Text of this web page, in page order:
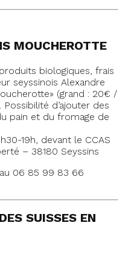
MOUCHEROTTE
biologiques, frais
seyssinois Alexandre
(grand : 20€ /
d’ajouter des
pain et du fromage de
19h, devant le CCAS
– 38180 Seyssins
06 85 99 83 66
SUISSES EN